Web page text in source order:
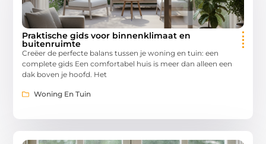
Praktische gids voor binnenklimaat en
buitenruimte
Creëer de perfecte balans tussen je woning en tuin: een
complete gids Een comfortabel huis is meer dan alleen een
dak boven je hoofd. Het
Woning En Tuin